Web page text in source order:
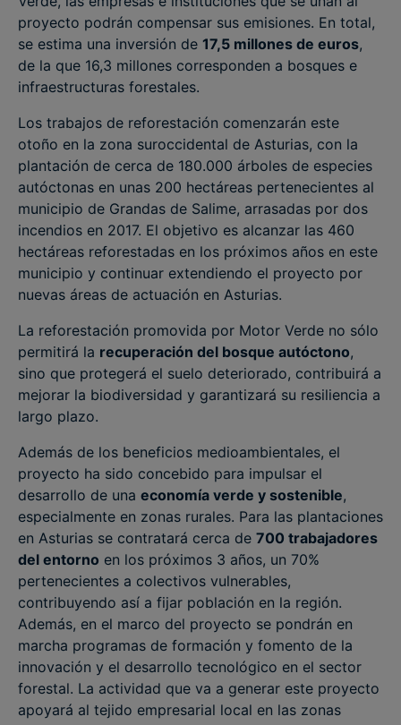
proyecto podrán compensar sus emisiones. En total,
se estima una inversión de 17,5 millones de euros,
de la que 16,3 millones corresponden a bosques e
infraestructuras forestales.
Los trabajos de reforestación comenzarán este
otoño en la zona suroccidental de Asturias, con la
plantación de cerca de 180.000 árboles de especies
autóctonas en unas 200 hectáreas pertenecientes al
municipio de Grandas de Salime, arrasadas por dos
incendios en 2017. El objetivo es alcanzar las 460
hectáreas reforestadas en los próximos años en este
municipio y continuar extendiendo el proyecto por
nuevas áreas de actuación en Asturias.
La reforestación promovida por Motor Verde no sólo
permitirá la recuperación del bosque autóctono,
sino que protegerá el suelo deteriorado, contribuirá a
mejorar la biodiversidad y garantizará su resiliencia a
largo plazo.
Además de los beneficios medioambientales, el
proyecto ha sido concebido para impulsar el
desarrollo de una economía verde y sostenible,
especialmente en zonas rurales. Para las plantaciones
en Asturias se contratará cerca de 700 trabajadores
del entorno en los próximos 3 años, un 70%
pertenecientes a colectivos vulnerables,
contribuyendo así a fijar población en la región.
Además, en el marco del proyecto se pondrán en
marcha programas de formación y fomento de la
innovación y el desarrollo tecnológico en el sector
forestal. La actividad que va a generar este proyecto
apoyará al tejido empresarial local en las zonas